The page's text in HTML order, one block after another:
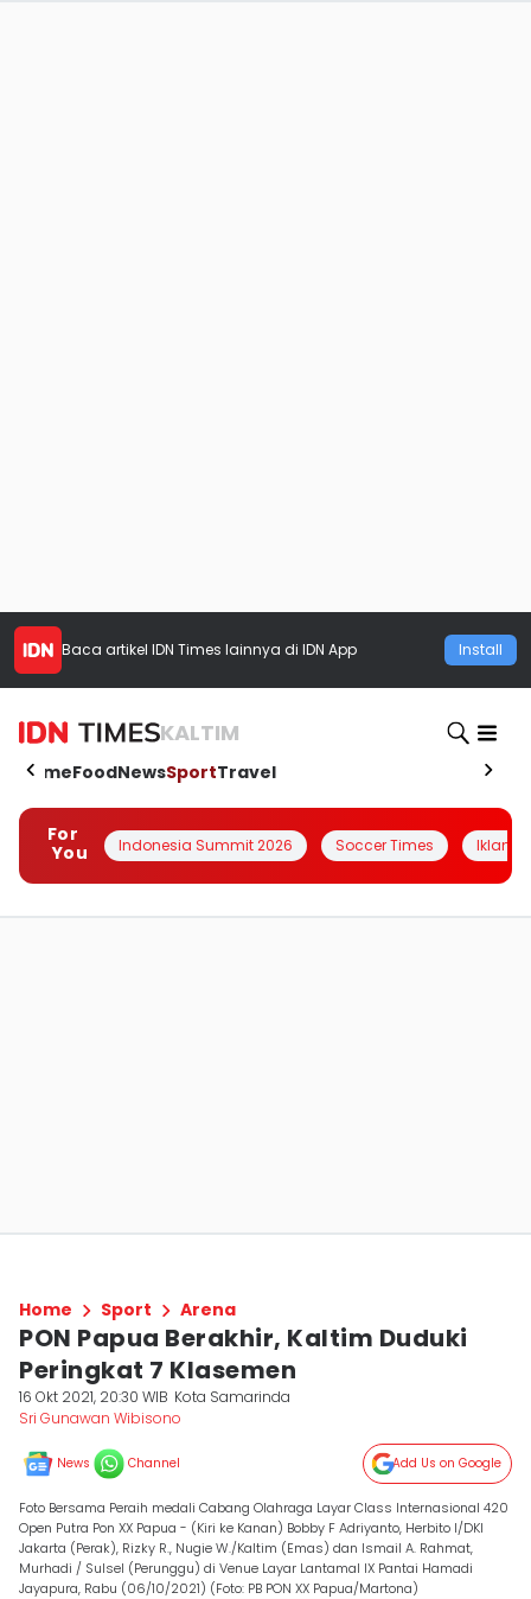
Baca artikel IDN Times lainnya di IDN App Install
KALTIM
HomeFoodNewsSportTravel
For
You
Indonesia Summit 2026 Soccer Times Iklanin
Home Sport Arena
PON Papua Berakhir, Kaltim Duduki
Peringkat 7 Klasemen
16 Okt 2021, 20:30 WIB Kota Samarinda
Sri Gunawan Wibisono
News Channel Add Us on Google
Foto Bersama Peraih medali Cabang Olahraga Layar Class Internasional 420
Open Putra Pon XX Papua - (Kiri ke Kanan) Bobby F Adriyanto, Herbito I/DKI
Jakarta (Perak), Rizky R., Nugie W./Kaltim (Emas) dan Ismail A. Rahmat,
Murhadi / Sulsel (Perunggu) di Venue Layar Lantamal IX Pantai Hamadi
Jayapura, Rabu (06/10/2021) (Foto: PB PON XX Papua/Martona)